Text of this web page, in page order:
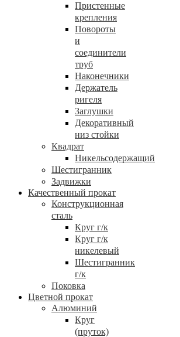
Пристенные
крепления
Повороты
и
соединители
труб
Наконечники
Держатель
ригеля
Заглушки
Декоративный
низ стойки
Квадрат
Никельсодержащий
Шестигранник
Задвижки
Качественный прокат
Конструкционная
сталь
Круг г/к
Круг г/к
никелевый
Шестигранник
г/к
Поковка
Цветной прокат
Алюминий
Круг
(пруток)